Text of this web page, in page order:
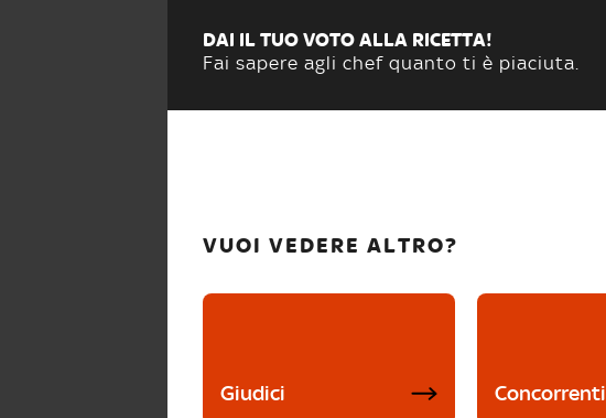
DAI IL TUO VOTO ALLA RICETTA!
Fai sapere agli chef quanto ti è piaciuta.
VUOI VEDERE ALTRO?
Giudici Concorrenti